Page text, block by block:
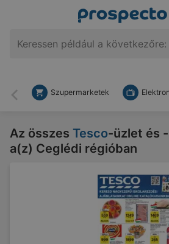
Vissza
Szupermarketek
Az összes Tesco-üzlet és
a(z) Ceglédi régióban